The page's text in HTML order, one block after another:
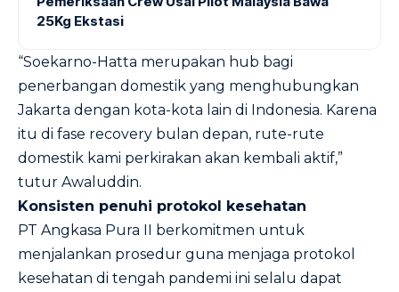
25Kg Ekstasi
“Soekarno-Hatta merupakan hub bagi
penerbangan domestik yang menghubungkan
Jakarta dengan kota-kota lain di Indonesia. Karena
itu di fase recovery bulan depan, rute-rute
domestik kami perkirakan akan kembali aktif,”
tutur Awaluddin.
Konsisten penuhi protokol kesehatan
PT Angkasa Pura II berkomitmen untuk
menjalankan prosedur guna menjaga protokol
kesehatan di tengah pandemi ini selalu dapat